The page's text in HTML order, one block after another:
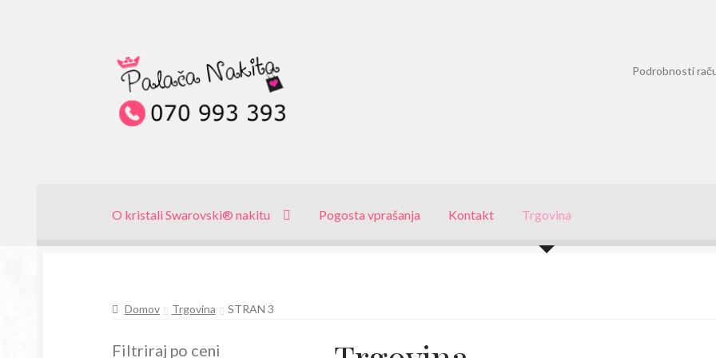
Skip
to
navigation
Skip
to
content
Podrobnosti
O kristali Swarovski® nakitu Pogosta vprašanja Kontakt Trgovina
Domov Trgovina STRAN 3
Filtriraj po ceni